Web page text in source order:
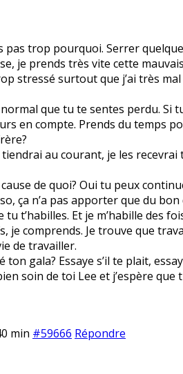
pas trop pourquoi. Serrer
je prends très vite cette
stressé surtout que j’ai très
normal que tu te sentes perdu.
en compte. Prends du temps
au courant, je les
de quoi? Oui tu peux
ça n’a pas apporter que du
tu t’habilles. Et je m’habille
je comprends. Je trouve que
de travailler.
ton gala? Essaye s’il te plait,
soin de toi Lee et j’espère
min #59666 Répondre